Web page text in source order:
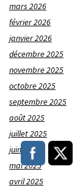
mars 2026
février 2026
janvier 2026
décembre 2025
novembre 2025
octobre 2025
septembre 2025
août 2025
juillet 2025
juin 2025
mai 2025
avril 2025